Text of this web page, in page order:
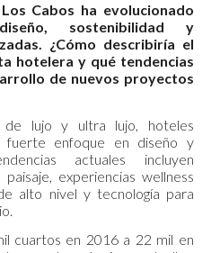
Cabos ha evolucionado
sostenibilidad y
¿Cómo describiría el
hotelera y qué tendencias
de nuevos proyectos
de lujo y ultra lujo, hoteles
enfoque en diseño y
actuales incluyen
experiencias wellness
alto nivel y tecnología para
cuartos en 2016 a 22 mil en